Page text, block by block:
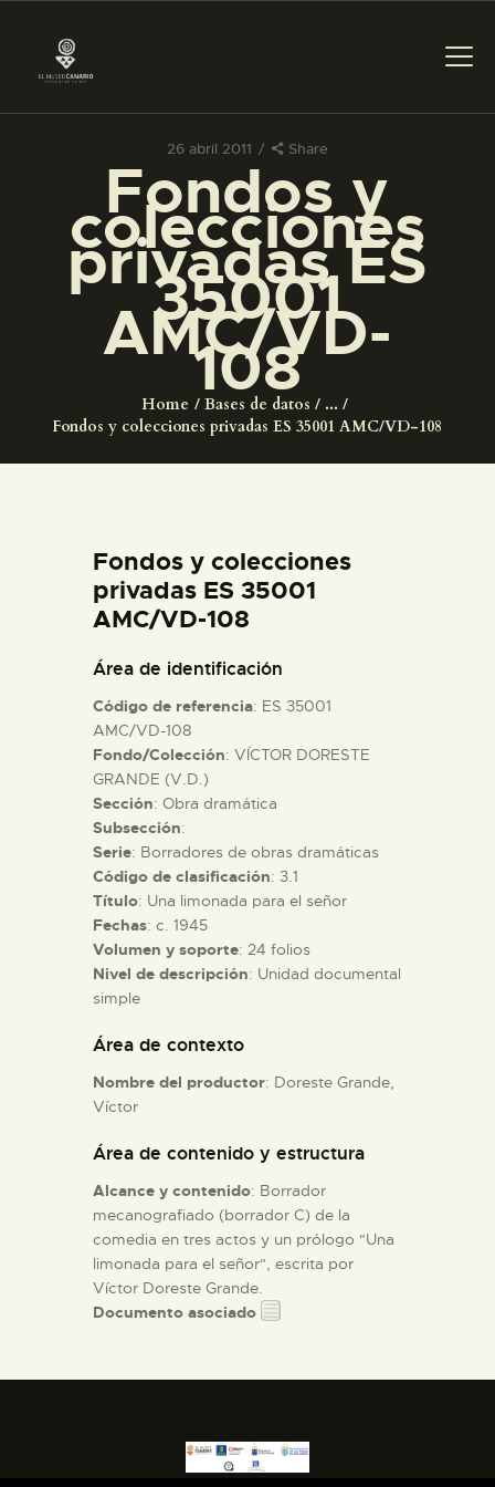
26 abril 2011 Share
Fondos y
colecciones
privadas ES
35001
AMC/VD-
108
Home Bases de datos
...
Fondos y colecciones privadas ES 35001 AMC/VD-108
PREPARAR LA VISITA
ACTIVIDADES
█
EL MUSEO
ESPAÑOL
ACTIVIDADES
█
EL MUSEO
COLECCIONES
DIDÁCTICA
ESPAÑOL
Fondos y colecciones
privadas ES 35001
AMC/VD-108
Área de identificación
Código de referencia: ES 35001
AMC/VD-108
Fondo/Colección: VÍCTOR DORESTE
GRANDE (V.D.)
Sección: Obra dramática
Subsección:
Serie: Borradores de obras dramáticas
Código de clasificación: 3.1
Título: Una limonada para el señor
Fechas: c. 1945
Volumen y soporte: 24 folios
Nivel de descripción: Unidad documental
simple
Área de contexto
Nombre del productor: Doreste Grande,
Víctor
Área de contenido y estructura
Alcance y contenido: Borrador
mecanografiado (borrador C) de la
comedia en tres actos y un prólogo "Una
limonada para el señor", escrita por
Víctor Doreste Grande.
Documento asociado